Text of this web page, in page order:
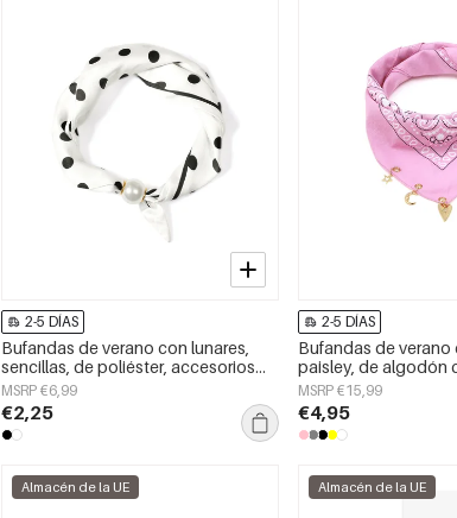
2-5 DÍAS
Bufandas de verano con lunares,
sencillas, de poliéster, accesorios
para el día a día.
MSRP €6,99
€2,25
2-5 DÍAS
Bufandas de
paisley, de algodón
accesorios para el
MSRP €15,99
€4,95
Almacén de la UE Almacén de la UE